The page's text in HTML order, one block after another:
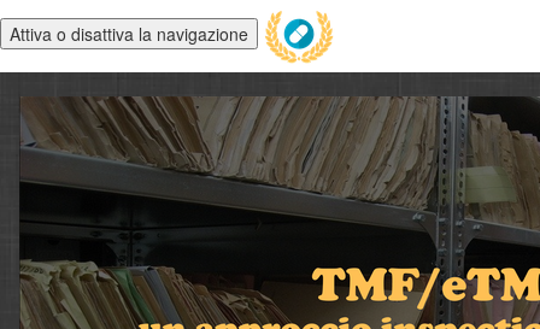
Attiva o disattiva la navigazione